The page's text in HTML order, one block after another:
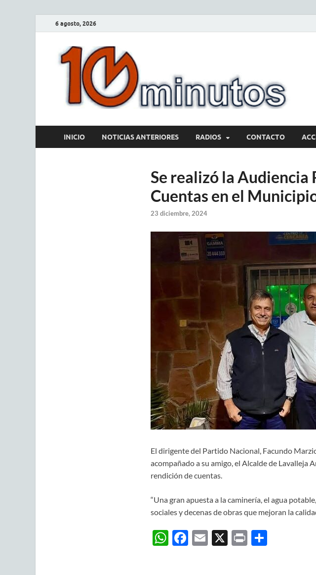
6 agosto, 2026
INICIO NOTICIAS ANTERIORES RADIOS CONTACTO
Se realizó la Audiencia
Cuentas en el
23 diciembre, 2024
El dirigente del Partido Nacional, Facundo
acompañado a su amigo, el Alcalde de Lavalleja
rendición de cuentas.
“Una gran apuesta a la caminería, el agua
sociales y decenas de obras que mejoran la
WF E X P C